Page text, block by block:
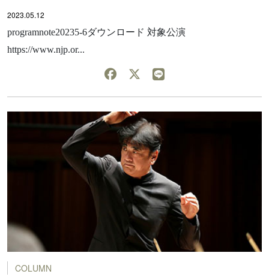
2023.05.12
programnote20235-6ダウンロード 対象公演
https://www.njp.or...
COLUMN